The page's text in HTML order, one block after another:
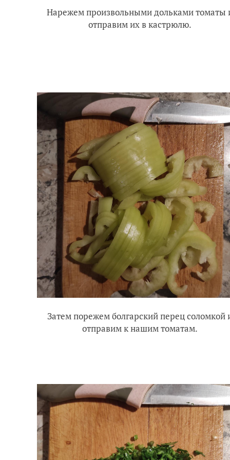
Нарежем произвольными дольками томаты
отправим их в кастрюлю.
Затем порежем болгарский перец соломкой
отправим к нашим томатам.